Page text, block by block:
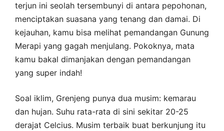
terjun ini seolah tersembunyi di antara pepohonan,
menciptakan suasana yang tenang dan damai. Di
kejauhan, kamu bisa melihat pemandangan Gunung
Merapi yang gagah menjulang. Pokoknya, mata
kamu bakal dimanjakan dengan pemandangan
yang super indah!
Soal iklim, Grenjeng punya dua musim: kemarau
dan hujan. Suhu rata-rata di sini sekitar 20-25
derajat Celcius. Musim terbaik buat berkunjung itu